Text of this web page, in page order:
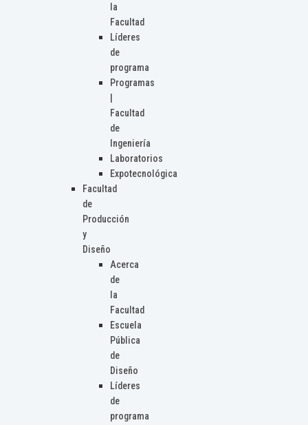
la
Facultad
Líderes
de
programa
Programas
Facultad
de
Ingeniería
Laboratorios
Expotecnológica
Facultad
de
Producción
y
Diseño
Acerca
de
la
Facultad
Escuela
Pública
de
Diseño
Líderes
de
programa